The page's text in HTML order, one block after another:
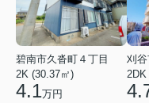
碧南市久沓町４丁目
2K (30.37㎡)
4.1万円
刈谷
2DK